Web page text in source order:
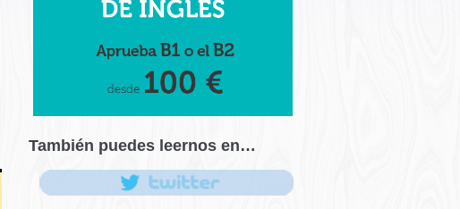
También puedes leernos en…